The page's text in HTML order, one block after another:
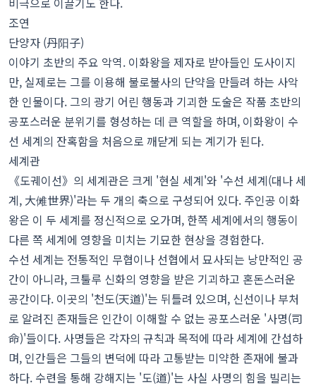
조연
단양자 (丹阳子)
이야기 초반의 주요 악역. 이화왕을 제자로 받아들인 도사이지
만, 실제로는 그를 이용해 불로불사의 단약을 만들려 하는 사악
한 인물이다. 그의 광기 어린 행동과 기괴한 도술은 작품 초반의
공포스러운 분위기를 형성하는 데 큰 역할을 하며, 이화왕이 수
선 세계의 잔혹함을 처음으로 깨닫게 되는 계기가 된다.
세계관
《도궤이선》의 세계관은 크게 '현실 세계'와 '수선 세계(대나 세
계, 大傩世界)'라는 두 개의 축으로 구성되어 있다. 주인공 이화
왕은 이 두 세계를 정신적으로 오가며, 한쪽 세계에서의 행동이
다른 쪽 세계에 영향을 미치는 기묘한 현상을 경험한다.
수선 세계는 전통적인 무협이나 선협에서 묘사되는 낭만적인 공
간이 아니라, 크툴루 신화의 영향을 받은 기괴하고 혼돈스러운
공간이다. 이곳의 '천도(天道)'는 뒤틀려 있으며, 신선이나 부처
로 알려진 존재들은 인간이 이해할 수 없는 공포스러운 '사명(司
命)'들이다. 사명들은 각자의 규칙과 목적에 따라 세계에 간섭하
며, 인간들은 그들의 변덕에 따라 고통받는 미약한 존재에 불과
하다. 수련을 통해 강해지는 '도(道)'는 사실 사명의 힘을 빌리는